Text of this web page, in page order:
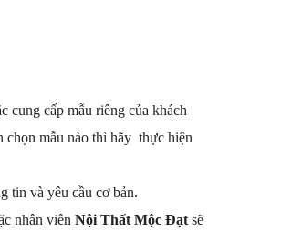
cung cấp mẫu riêng của khách
chọn mẫu nào thì hãy thực hiện
tin và yêu cầu cơ bản.
nhân viên Nội Thất Mộc Đạt sẽ